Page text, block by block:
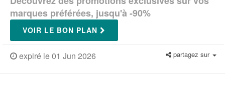
marques préférées, jusqu'à -90%
VOIR LE BON PLAN
expiré le 01 Jun 2026 partagez sur